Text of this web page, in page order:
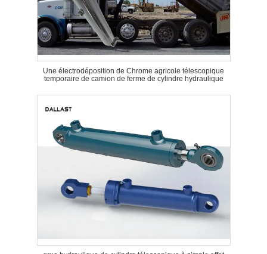
Une électrodéposition de Chrome agricole télescopique
temporaire de camion de ferme de cylindre hydraulique